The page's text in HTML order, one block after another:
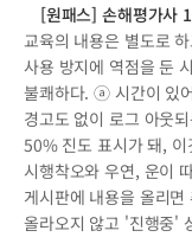
[원패스] 손해평가사
교육의 내용은 별도로
사용 방지에 역점을 둔
불쾌하다. ⓐ 시간이 있
경고도 없이 로그 아웃
50% 진도 표시가 돼, 이
시행착오와 우연, 운이
게시판에 내용을 올리
올라오지 않고 '진행중'